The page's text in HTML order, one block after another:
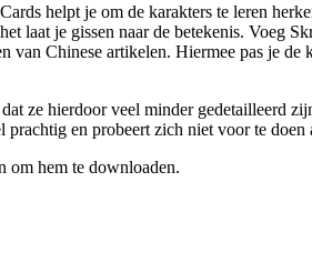
helpt je om de karakters te leren
laat je gissen naar de betekenis. Voeg
Chinese artikelen. Hiermee pas je de
ze hierdoor veel minder gedetailleerd
en probeert zich niet voor te doen
om hem te downloaden.